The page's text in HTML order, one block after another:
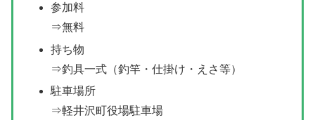
参加料
⇒無料
持ち物
⇒釣具一式（釣竿・仕掛け・えさ等）
駐車場所
⇒軽井沢町役場駐車場